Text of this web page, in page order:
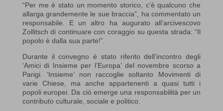
“Per me è stato un momento storico, c’è qualcuno che
allarga grandemente le sue braccia”, ha commentato un
responsabile. E un altro ha augurato all’arcivescovo
Zollitsch di continuare con coraggio su questa strada: “Il
popolo è dalla sua parte!”.
Durante il convegno è stato riferito dell’incontro degli
‘Amici di Insieme per l’Europa’ del novembre scorso a
Parigi. ‘Insieme’ non raccoglie soltanto Movimenti di
varie Chiese, ma anche appartenenti a quasi tutti i
popoli europei. Da ciò emerge una responsabilità per un
contributo culturale, sociale e politico.